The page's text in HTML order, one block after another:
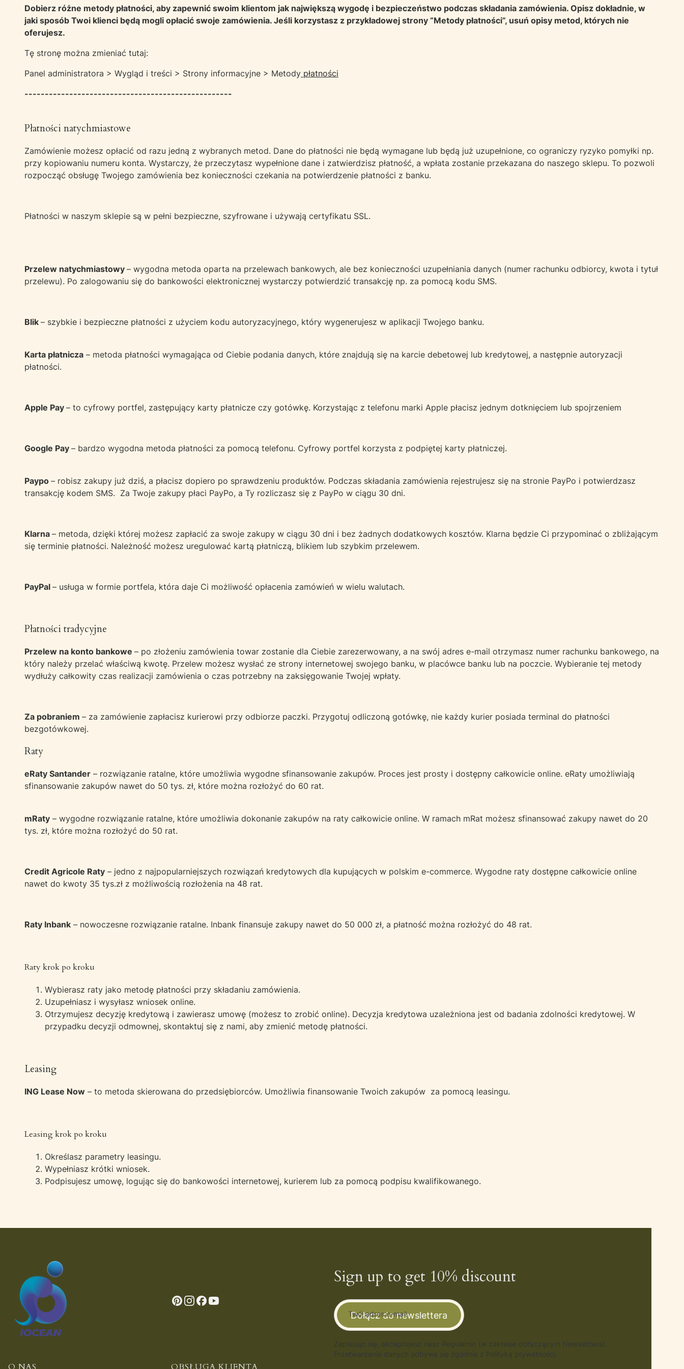
Dobierz różne metody płatności, aby zapewnić swoim klientom jak największą wygodę i bezpieczeństwo podczas składania zamówienia. Opisz dokładnie, w
jaki sposób Twoi klienci będą mogli opłacić swoje zamówienia. Jeśli korzystasz z przykładowej strony “Metody płatności”, usuń opisy metod, których nie
oferujesz.
Tę stronę można zmieniać tutaj:
Panel administratora > Wygląd i treści > Strony informacyjne > Metody płatności
---------------------------------------------------
Płatności natychmiastowe
Zamówienie możesz opłacić od razu jedną z wybranych metod. Dane do płatności nie będą wymagane lub będą już uzupełnione, co ograniczy ryzyko pomyłki np.
przy kopiowaniu numeru konta. Wystarczy, że przeczytasz wypełnione dane i zatwierdzisz płatność, a wpłata zostanie przekazana do naszego sklepu. To pozwoli
rozpocząć obsługę Twojego zamówienia bez konieczności czekania na potwierdzenie płatności z banku.
Płatności w naszym sklepie są w pełni bezpieczne, szyfrowane i używają certyfikatu SSL.
Przelew natychmiastowy – wygodna metoda oparta na przelewach bankowych, ale bez konieczności uzupełniania danych (numer rachunku odbiorcy, kwota i tytuł
przelewu). Po zalogowaniu się do bankowości elektronicznej wystarczy potwierdzić transakcję np. za pomocą kodu SMS.
Blik – szybkie i bezpieczne płatności z użyciem kodu autoryzacyjnego, który wygenerujesz w aplikacji Twojego banku.
Karta płatnicza – metoda płatności wymagająca od Ciebie podania danych, które znajdują się na karcie debetowej lub kredytowej, a następnie autoryzacji
płatności.
Apple Pay – to cyfrowy portfel, zastępujący karty płatnicze czy gotówkę. Korzystając z telefonu marki Apple płacisz jednym dotknięciem lub spojrzeniem
Google Pay – bardzo wygodna metoda płatności za pomocą telefonu. Cyfrowy portfel korzysta z podpiętej karty płatniczej.
Paypo – robisz zakupy już dziś, a płacisz dopiero po sprawdzeniu produktów. Podczas składania zamówienia rejestrujesz się na stronie PayPo i potwierdzasz
transakcję kodem SMS. Za Twoje zakupy płaci PayPo, a Ty rozliczasz się z PayPo w ciągu 30 dni.
Klarna – metoda, dzięki której możesz zapłacić za swoje zakupy w ciągu 30 dni i bez żadnych dodatkowych kosztów. Klarna będzie Ci przypominać o zbliżającym
się terminie płatności. Należność możesz uregulować kartą płatniczą, blikiem lub szybkim przelewem.
PayPal – usługa w formie portfela, która daje Ci możliwość opłacenia zamówień w wielu walutach.
Płatności tradycyjne
Przelew na konto bankowe – po złożeniu zamówienia towar zostanie dla Ciebie zarezerwowany, a na swój adres e-mail otrzymasz numer rachunku bankowego, na
który należy przelać właściwą kwotę. Przelew możesz wysłać ze strony internetowej swojego banku, w placówce banku lub na poczcie. Wybieranie tej metody
wydłuży całkowity czas realizacji zamówienia o czas potrzebny na zaksięgowanie Twojej wpłaty.
Za pobraniem – za zamówienie zapłacisz kurierowi przy odbiorze paczki. Przygotuj odliczoną gotówkę, nie każdy kurier posiada terminal do płatności
bezgotówkowej.
Raty
eRaty Santander – rozwiązanie ratalne, które umożliwia wygodne sfinansowanie zakupów. Proces jest prosty i dostępny całkowicie online. eRaty umożliwiają
sfinansowanie zakupów nawet do 50 tys. zł, które można rozłożyć do 60 rat.
mRaty – wygodne rozwiązanie ratalne, które umożliwia dokonanie zakupów na raty całkowicie online. W ramach mRat możesz sfinansować zakupy nawet do 20
tys. zł, które można rozłożyć do 50 rat.
Credit Agricole Raty – jedno z najpopularniejszych rozwiązań kredytowych dla kupujących w polskim e-commerce. Wygodne raty dostępne całkowicie online
nawet do kwoty 35 tys.zł z możliwością rozłożenia na 48 rat.
Raty Inbank – nowoczesne rozwiązanie ratalne. Inbank finansuje zakupy nawet do 50 000 zł, a płatność można rozłożyć do 48 rat.
Raty krok po kroku
Wybierasz raty jako metodę płatności przy składaniu zamówienia.
Uzupełniasz i wysyłasz wniosek online.
Otrzymujesz decyzję kredytową i zawierasz umowę (możesz to zrobić online). Decyzja kredytowa uzależniona jest od badania zdolności kredytowej. W
przypadku decyzji odmownej, skontaktuj się z nami, aby zmienić metodę płatności.
Leasing
ING Lease Now – to metoda skierowana do przedsiębiorców. Umożliwia finansowanie Twoich zakupów za pomocą leasingu.
Leasing krok po kroku
Określasz parametry leasingu.
Wypełniasz krótki wniosek.
Podpisujesz umowę, logując się do bankowości internetowej, kurierem lub za pomocą podpisu kwalifikowanego.
Sign up to get 10% discount
Twój adres e-mail
Dołącz do newslettera